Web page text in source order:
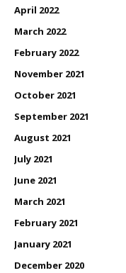
April 2022
March 2022
February 2022
November 2021
October 2021
September 2021
August 2021
July 2021
June 2021
March 2021
February 2021
January 2021
December 2020